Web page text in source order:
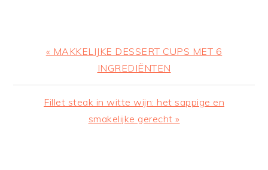
Previous
« MAKKELIJKE DESSERT CUPS MET 6
INGREDIËNTEN
Next
Fillet steak in witte wijn: het sappige en
smakelijke gerecht »